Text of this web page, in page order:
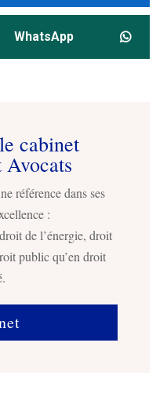
WhatsApp
cabinet
Avocats
référence dans ses
:
de l’énergie, droit
public qu’en droit